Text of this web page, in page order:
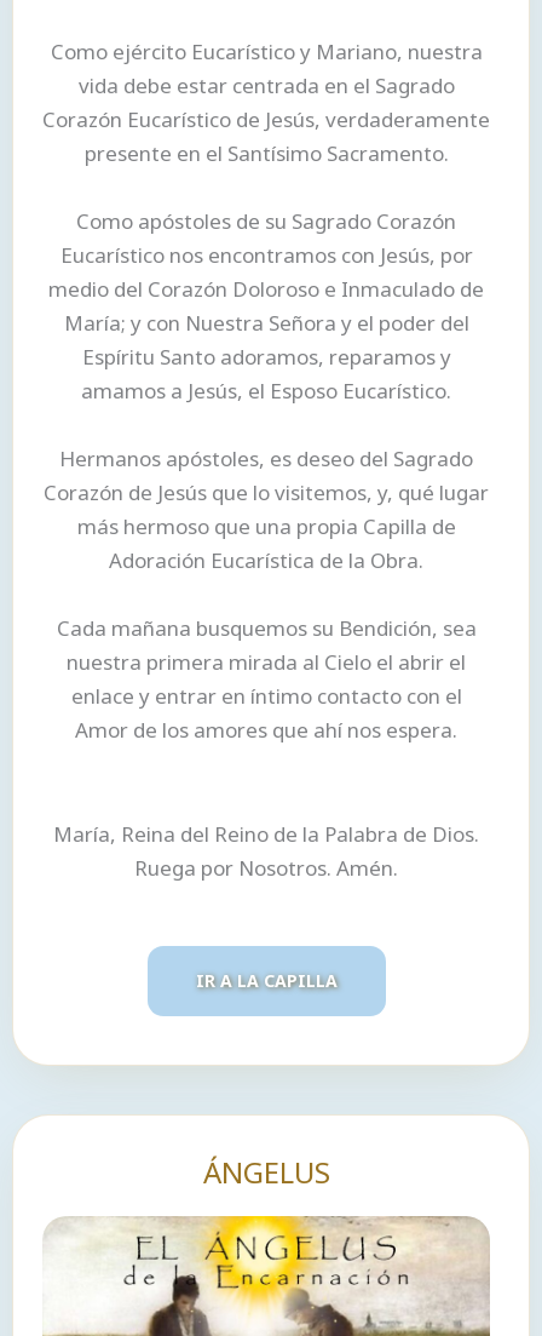
Como ejército Eucarístico y Mariano, nuestra
vida debe estar centrada en el Sagrado
Corazón Eucarístico de Jesús, verdaderamente
presente en el Santísimo Sacramento.
Como apóstoles de su Sagrado Corazón
Eucarístico nos encontramos con Jesús, por
medio del Corazón Doloroso e Inmaculado de
María; y con Nuestra Señora y el poder del
Espíritu Santo adoramos, reparamos y
amamos a Jesús, el Esposo Eucarístico.
Hermanos apóstoles, es deseo del Sagrado
Corazón de Jesús que lo visitemos, y, qué lugar
más hermoso que una propia Capilla de
Adoración Eucarística de la Obra.
Cada mañana busquemos su Bendición, sea
nuestra primera mirada al Cielo el abrir el
enlace y entrar en íntimo contacto con el
Amor de los amores que ahí nos espera.
María, Reina del Reino de la Palabra de Dios.
Ruega por Nosotros. Amén.
IR A LA CAPILLA
ÁNGELUS